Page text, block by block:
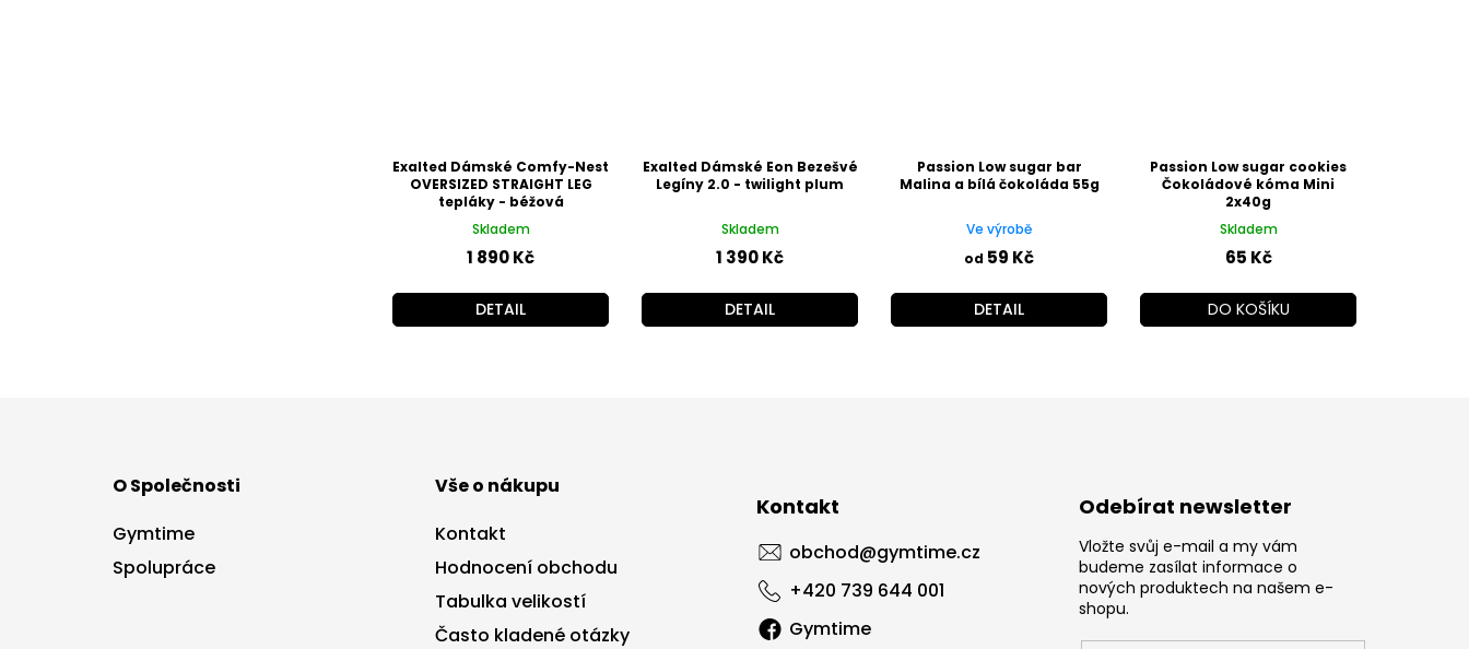
Exalted Dámské Comfy-Nest
OVERSIZED STRAIGHT LEG
tepláky - béžová
Skladem
1 890 Kč
DETAIL
Exalted Dámské Eon Bezešvé
Legíny 2.0 - twilight plum
Skladem
1 390 Kč
DETAIL
Passion Low sugar bar
Malina a bílá čokoláda 55g
Ve výrobě
od 59 Kč
DETAIL
Passion Low sugar cookies
Čokoládové kóma Mini
2x40g
Skladem
65 Kč
DO KOŠÍKU
O Společnosti
Gymtime
Spolupráce
Vše o nákupu
Kontakt
Hodnocení obchodu
Tabulka velikostí
Často kladené otázky
Kontakt
obchod@gymtime.cz
+420 739 644 001
Gymtime
Odebírat newsletter
Vložte svůj e-mail a my vám
budeme zasílat informace o
nových produktech na našem e-
shopu.